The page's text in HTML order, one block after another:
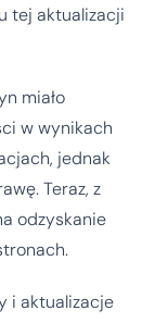
tej aktualizacji
miało
w wynikach
jednak
Teraz, z
odzyskanie
i aktualizacje